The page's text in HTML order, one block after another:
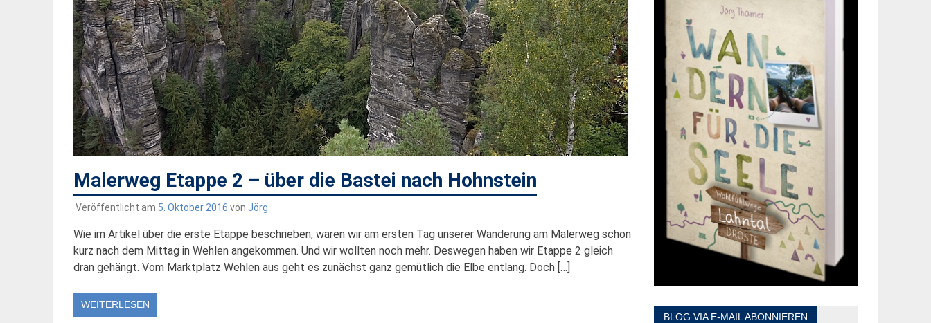
Malerweg Etappe 2 – über die Bastei nach Hohnstein
Veröffentlicht am 5. Oktober 2016 von Jörg
Wie im Artikel über die erste Etappe beschrieben, waren wir am ersten Tag unserer Wanderung am Malerweg schon
kurz nach dem Mittag in Wehlen angekommen. Und wir wollten noch mehr. Deswegen haben wir Etappe 2 gleich
dran gehängt. Vom Marktplatz Wehlen aus geht es zunächst ganz gemütlich die Elbe entlang. Doch […]
WEITERLESEN
BLOG VIA E-MAIL ABONNIEREN